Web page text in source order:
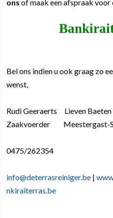
ons of maak een afspraak voor
Bel ons indien u ook graag zo
wenst,
Rudi Geeraerts Lieven Baeten
Zaakvoerder Meestergast-
0475/262354
info@deterrasreiniger.be |
nkiraiterras.be